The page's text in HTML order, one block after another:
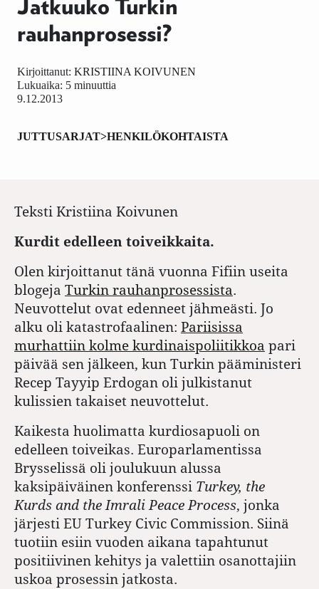
Jatkuuko Turkin
rauhanprosessi?
9.12.2013
Kirjoittanut: KRISTIINA KOIVUNEN
Lukuaika: 5 minuuttia
JUTTUSARJAT>HENKILÖKOHTAISTA
Teksti Kristiina Koivunen
Kurdit edelleen toiveikkaita.
Olen kirjoittanut tänä vuonna Fifiin useita
blogeja Turkin rauhanprosessista.
Neuvottelut ovat edenneet jähmeästi. Jo
alku oli katastrofaalinen: Pariisissa
murhattiin kolme kurdinaispoliitikkoa pari
päivää sen jälkeen, kun Turkin pääministeri
Recep Tayyip Erdogan oli julkistanut
kulissien takaiset neuvottelut.
Kaikesta huolimatta kurdiosapuoli on
edelleen toiveikas. Europarlamentissa
Brysselissä oli joulukuun alussa
kaksipäiväinen konferenssi Turkey, the
Kurds and the Imrali Peace Process, jonka
järjesti EU Turkey Civic Commission. Siinä
tuotiin esiin vuoden aikana tapahtunut
positiivinen kehitys ja valettiin osanottajiin
uskoa prosessin jatkosta.